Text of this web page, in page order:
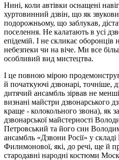
Нині, коли автівки оснащені
хуртовинний дзвін, що як
подорожньому, що заблукав,
поселення. Не калатають в усі
епідемій. І не скликає оборонців
небезпеки чи на віче. Ми все
особливий вид мистецтва.
І це повною мірою
й початкуючі дзвонарі, точніше,
дитячий ансамбль зірвав не менші
визнані майстри дзвонарського
краще - колокольного звона), як
дзвонарської майстерності
Петровський та його син
ансамбль «Дзвони Росії» у
Филимонової, які, до речі, ще й
стародавні народні костюми